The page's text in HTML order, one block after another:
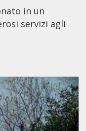
in un
servizi agli